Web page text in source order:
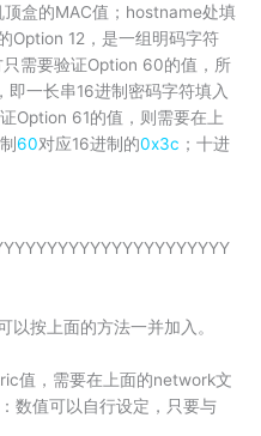
盒的MAC值；hostname处填
Option 12，是一组明码字符
需要验证Option 60的值，所
一长串16进制密码字符填入
Option 61的值，则需要在上
60对应16进制的0x3c ；十进
以按上面的方法一并加入。
值，需要在上面的network文
数值可以自行设定，只要与